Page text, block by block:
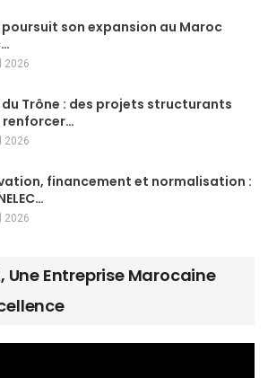
poursuit son expansion au Maroc
2026
du Trône : des projets structurants
renforcer…
2026
financement et normalisation :
2026
Une Entreprise Marocaine